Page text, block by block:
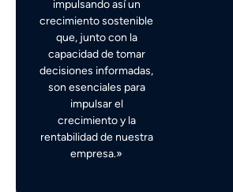
impulsando así un
crecimiento sostenible
que, junto con la
capacidad de tomar
decisiones informadas,
son esenciales para
impulsar el
crecimiento y la
rentabilidad de nuestra
empresa.»